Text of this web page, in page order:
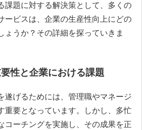
課題に対する解決策として、多くの
ービスは、企業の生産性向上にどの
ょうか？その詳細を探っていきま
性と企業における課題
遂げるためには、管理職やマネージ
重要となっています。しかし、多忙
コーチングを実施し、その成果を正